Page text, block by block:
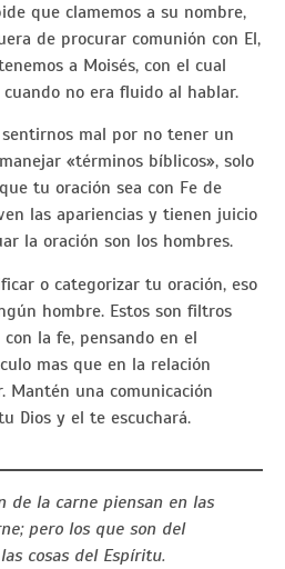
que clamemos a su nombre,
de procurar comunión con El,
a Moisés, con el cual
no era fluido al hablar.
mal por no tener un
«términos bíblicos», solo
tu oración sea con Fe de
las apariencias y tienen juicio
la oración son los hombres.
o categorizar tu oración, eso
hombre. Estos son filtros
la fe, pensando en el
mas que en la relación
Mantén una comunicación
Dios y el te escuchará.
de la carne piensan en las
pero los que son del
cosas del Espíritu.